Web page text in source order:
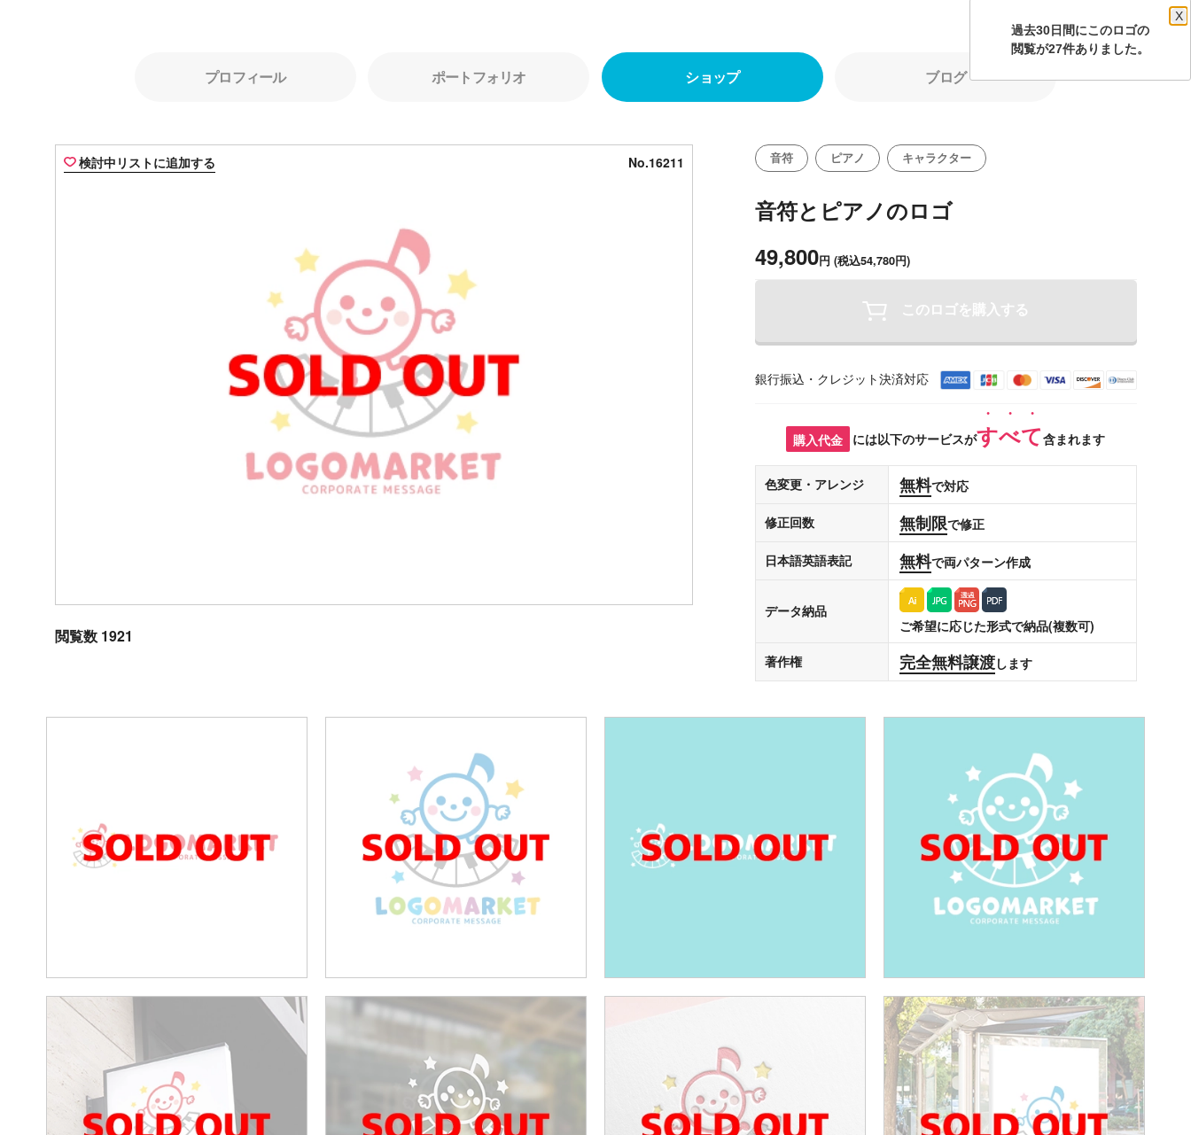
プロフィール ポートフォリオ ショップ ブログ
検討中リストに追加する No.16211
閲覧数 1921
音符 ピアノ キャラクター
音符とピアノのロゴ
49,800円 (税込54,780円)
このロゴを購入する
銀行振込・クレジット決済対応
購入代金 には以下のサービスがすべて含まれます
色変更・アレンジ 無料で対応
修正回数 無制限で修正
日本語英語表記 無料で両パターン作成
データ納品
ご希望に応じた形式で納品(複数可)
著作権
完全無料譲渡します
過去30日間にこのロゴの
X
閲覧が27件ありました。